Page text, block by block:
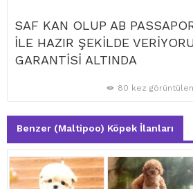
SAF KAN OLUP AB
İLE HAZIR ŞEKİLDE
GARANTİSİ ALTINDA
80 kez
Benzer (Maltipoo) Köpek İlanları